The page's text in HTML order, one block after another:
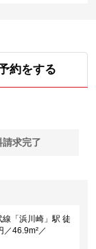
約をする
請求完了
「浜川崎」駅 徒
46.9m²／